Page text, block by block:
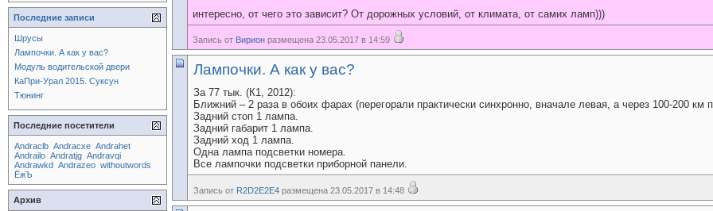
интересно, от чего это зависит? От дорожных условий, от климата, от самих ламп)))
Запись от Вирион размещена 23.05.2017 в 14:59
Лампочки. А как у вас?
За 77 тык. (К1, 2012):
Ближний – 2 раза в обоих фарах (перегорали практически синхронно, вначале левая, а через 100-200 км
Задний стоп 1 лампа.
Задний габарит 1 лампа.
Задний ход 1 лампа.
Одна лампа подсветки номера.
Все лампочки подсветки приборной панели.
Запись от R2D2E2E4 размещена 23.05.2017 в 14:48
Последние записи
Шрусы
Лампочки. А как у вас?
Модуль водительской двери
КаПри-Урал 2015. Суксун
Тюнинг
Последние посетители
Andraclb Andracxe Andrahet
Andrailo Andratjg Andravqi
Andrawkd Andrazeo withoutwords
ЁжЪ
Архив